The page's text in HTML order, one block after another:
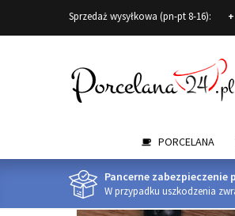
Sprzedaż wysyłkowa (pn-pt 8-16):
PORCELANA
Pancerne zabezpieczenie
W przypadku uszkodzenia